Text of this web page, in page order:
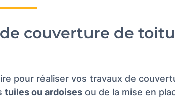
couverture de
pour réaliser vos travaux de
tuiles ou ardoises ou de la mise en